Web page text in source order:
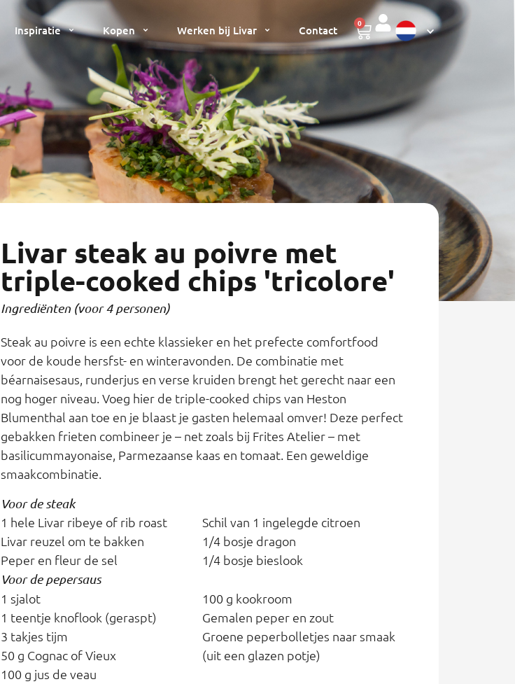
Inspiratie Kopen Werken bij Livar Contact
0
Livar steak au poivre met
triple-cooked chips 'tricolore'
Ingrediënten (voor 4 personen)
Steak au poivre is een echte klassieker en het prefecte comfortfood
voor de koude hersfst- en winteravonden. De combinatie met
béarnaisesaus, runderjus en verse kruiden brengt het gerecht naar een
nog hoger niveau. Voeg hier de triple-cooked chips van Heston
Blumenthal aan toe en je blaast je gasten helemaal omver! Deze perfect
gebakken frieten combineer je – net zoals bij Frites Atelier – met
basilicummayonaise, Parmezaanse kaas en tomaat. Een geweldige
smaakcombinatie.
Voor de steak
1 hele Livar ribeye of rib roast
Livar reuzel om te bakken
Peper en fleur de sel
Schil van 1 ingelegde citroen
1/4 bosje dragon
1/4 bosje bieslook
Voor de pepersaus
1 sjalot
1 teentje knoflook (geraspt)
3 takjes tijm
50 g Cognac of Vieux
100 g jus de veau
100 g kookroom
Gemalen peper en zout
Groene peperbolletjes naar smaak
(uit een glazen potje)